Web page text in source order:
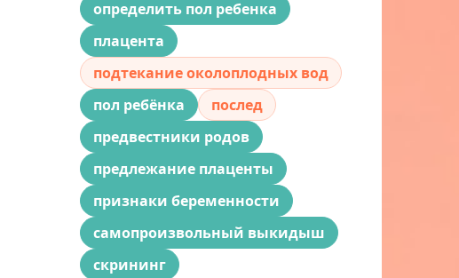
определить пол ребенка
плацента
подтекание околоплодных вод
пол ребёнка
послед
предвестники родов
предлежание плаценты
признаки беременности
самопроизвольный выкидыш
скрининг